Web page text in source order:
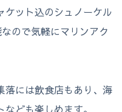
ケット込のシュノーケル
ので気軽にマリンアク
落には飲食店もあり、海
ども楽しめます。